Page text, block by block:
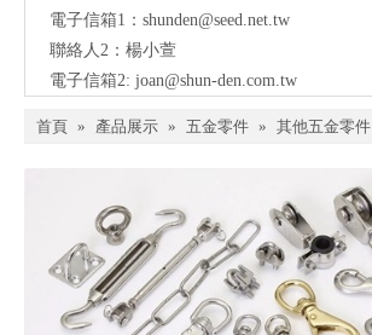
電子信箱1： shunden@seed.net.tw
聯絡人2：楊小萱
電子信箱2: joan@shun-den.com.tw
首頁 » 產品展示 » 五金零件 » 其他五金零件